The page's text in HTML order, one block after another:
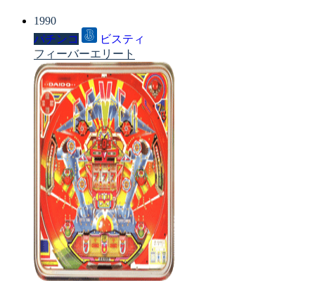
1990
パチンコ
ビスティ
フィーバーエリート